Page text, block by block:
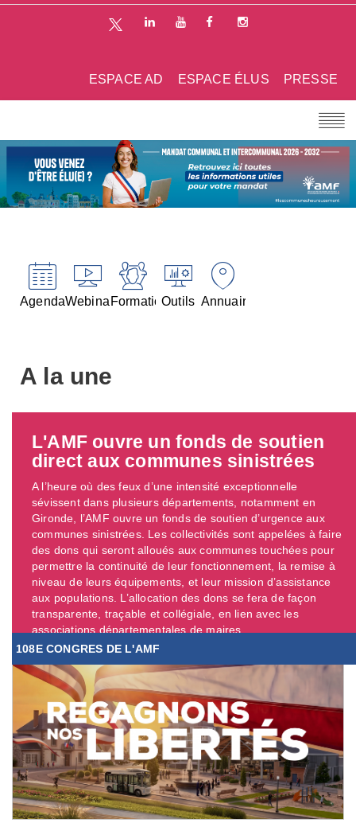
PRESSE
ESPACE ÉLUS
ESPACE AD
AgendaWebinairesFormationsOutils Annuaires
A la une
L'AMF ouvre un fonds de soutien
direct aux communes sinistrées
A l’heure où des feux d’une intensité exceptionnelle
sévissent dans plusieurs départements, notamment en
Gironde, l’AMF ouvre un fonds de soutien d’urgence aux
communes sinistrées. Les collectivités sont appelées à faire
des dons qui seront alloués aux communes touchées pour
permettre la continuité de leur fonctionnement, la remise à
niveau de leurs équipements, et leur mission d’assistance
aux populations. L’allocation des dons se fera de façon
transparente, traçable et collégiale, en lien avec les
associations départementales de maires. ...
108E CONGRES DE L'AMF